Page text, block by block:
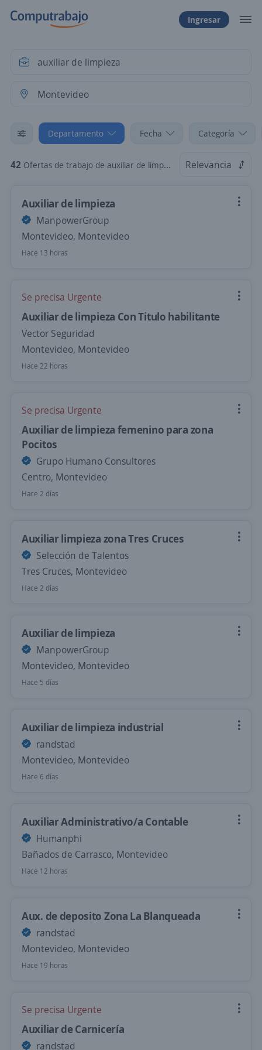
Ingresar
Departamento Fecha Categoría
42 Ofertas de trabajo de auxiliar de limpieza en Montevideo Relevancia
Auxiliar de limpieza
ManpowerGroup
Montevideo, Montevideo
Hace 13 horas
Se precisa Urgente
Auxiliar de limpieza Con Titulo habilitante
Vector Seguridad
Montevideo, Montevideo
Hace 22 horas
Se precisa Urgente
Auxiliar de limpieza femenino para zona
Pocitos
Grupo Humano Consultores
Centro, Montevideo
Hace 2 días
Auxiliar limpieza zona Tres Cruces
Selección de Talentos
Tres Cruces, Montevideo
Hace 2 días
Auxiliar de limpieza
ManpowerGroup
Montevideo, Montevideo
Hace 5 días
Auxiliar de limpieza industrial
randstad
Montevideo, Montevideo
Hace 6 días
Auxiliar Administrativo/a Contable
Humanphi
Bañados de Carrasco, Montevideo
Hace 12 horas
Aux. de deposito Zona La Blanqueada
randstad
Montevideo, Montevideo
Hace 19 horas
Se precisa Urgente
Auxiliar de Carnicería
randstad